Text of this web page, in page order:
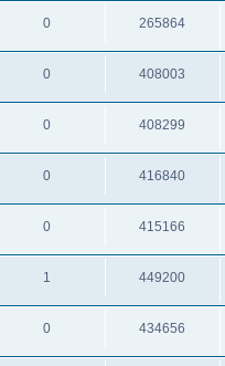
0 265864
0 408003
0 408299
0 416840
0 415166
1 449200
0 434656